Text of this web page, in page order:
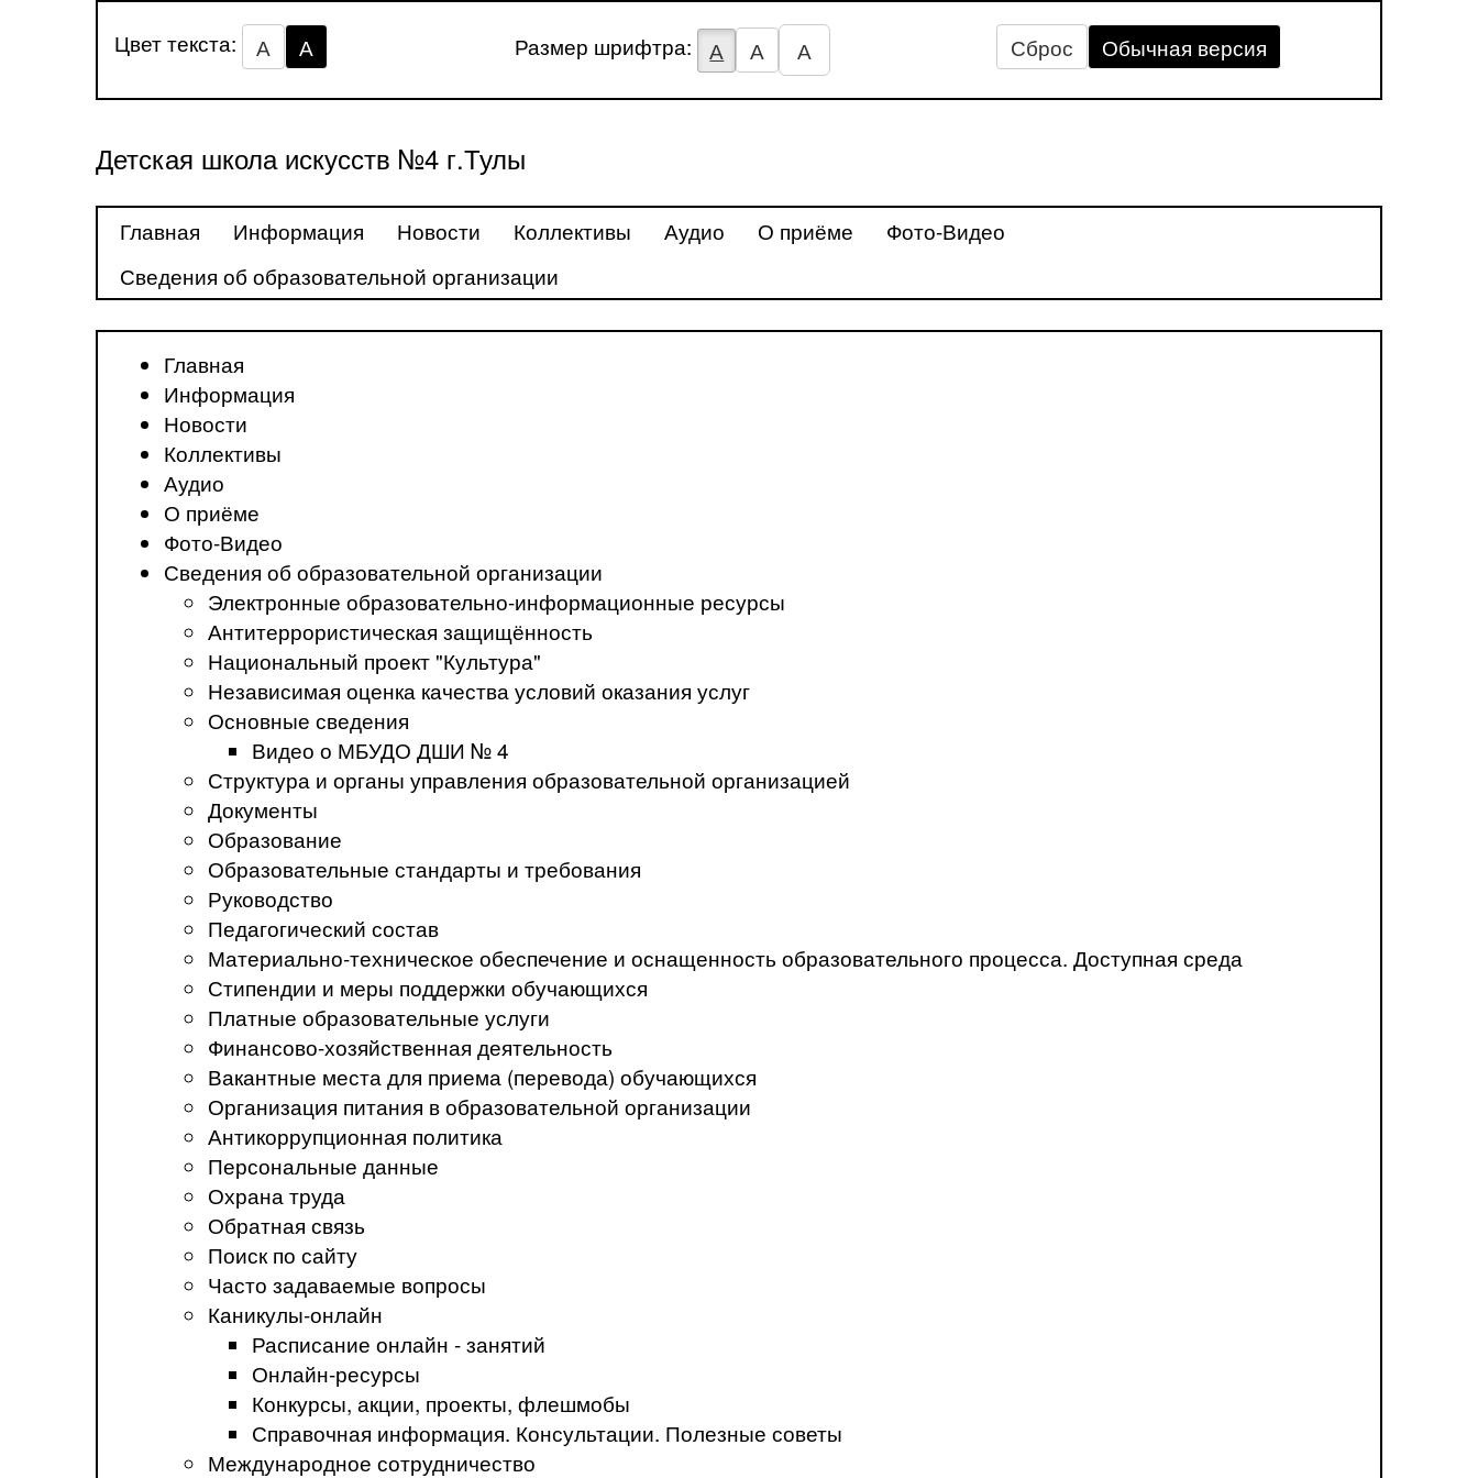
Цвет текста: А А Размер шрифтра: А А А Сброс Обычная версия
Детская школа искусств №4 г.Тулы
Главная Информация Новости Коллективы Аудио О приёме
Фото-Видео
Сведения об образовательной организации
Главная
Информация
Новости
Коллективы
Аудио
О приёме
Фото-Видео
Сведения об образовательной организации
Электронные образовательно-информационные ресурсы
Антитеррористическая защищённость
Национальный проект "Культура"
Независимая оценка качества условий оказания услуг
Основные сведения
Видео о МБУДО ДШИ № 4
Структура и органы управления образовательной организацией
Документы
Образование
Образовательные стандарты и требования
Руководство
Педагогический состав
Материально-техническое обеспечение и оснащенность образовательного процесса. Доступная среда
Стипендии и меры поддержки обучающихся
Платные образовательные услуги
Финансово-хозяйственная деятельность
Вакантные места для приема (перевода) обучающихся
Организация питания в образовательной организации
Антикоррупционная политика
Персональные данные
Охрана труда
Обратная связь
Поиск по сайту
Часто задаваемые вопросы
Каникулы-онлайн
Расписание онлайн - занятий
Онлайн-ресурсы
Конкурсы, акции, проекты, флешмобы
Справочная информация. Консультации. Полезные советы
Международное сотрудничество